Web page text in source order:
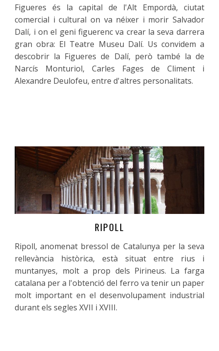
Figueres és la capital de l'Alt Empordà, ciutat
comercial i cultural on va néixer i morir Salvador
Dalí, i on el geni figuerenc va crear la seva darrera
gran obra: El Teatre Museu Dalí. Us convidem a
descobrir la Figueres de Dalí, però també la de
Narcís Monturiol, Carles Fages de Climent i
Alexandre Deulofeu, entre d'altres personalitats.
RIPOLL
Ripoll, anomenat bressol de Catalunya per la seva
rellevància històrica, està situat entre rius i
muntanyes, molt a prop dels Pirineus. La farga
catalana per a l'obtenció del ferro va tenir un paper
molt important en el desenvolupament industrial
durant els segles XVII i XVIII.